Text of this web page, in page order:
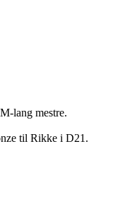
lang mestre.
til Rikke i D21.